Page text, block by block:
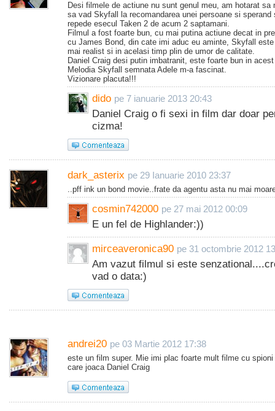
Desi filmele de actiune nu sunt genul meu, am hotarat sa
sa vad Skyfall la recomandarea unei persoane si
repede esecul Taken 2 de acum 2 saptamani.
Filmul a fost foarte bun, cu mai putina actiune decat in
cu James Bond, din cate imi aduc eu aminte, Skyfall
mai realist si in acelasi timp plin de umor de calitate.
Daniel Craig desi putin imbatranit, este foarte bun in
Melodia Skyfall semnata Adele m-a fascinat.
Vizionare placuta!!!
dido pe 7 ianuarie 2013 20:43
Daniel Craig o fi sexi in film dar doar
cizma!
dark_asterix pe 29 Ianuarie 2010 23:37
..pff ink un bond movie..frate da agentu asta nu mai
cosmin742000 pe 27 mai 2012 00:09
E un fel de Highlander:))
mirceaveronica90 pe 31 octombrie 2012
Am vazut filmul si este
vad o data:)
andrei20 pe 03 Martie 2012 17:38
este un film super. Mie imi plac foarte mult filme cu
care joaca Daniel Craig